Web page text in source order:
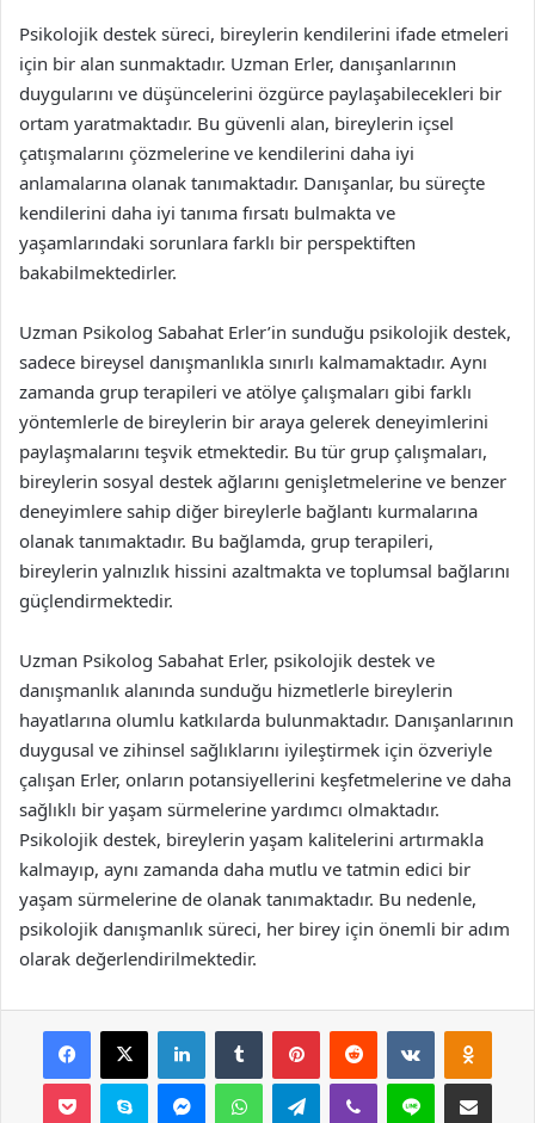
Psikolojik destek süreci, bireylerin kendilerini ifade etmeleri
için bir alan sunmaktadır. Uzman Erler, danışanlarının
duygularını ve düşüncelerini özgürce paylaşabilecekleri bir
ortam yaratmaktadır. Bu güvenli alan, bireylerin içsel
çatışmalarını çözmelerine ve kendilerini daha iyi
anlamalarına olanak tanımaktadır. Danışanlar, bu süreçte
kendilerini daha iyi tanıma fırsatı bulmakta ve
yaşamlarındaki sorunlara farklı bir perspektiften
bakabilmektedirler.
Uzman Psikolog Sabahat Erler’in sunduğu psikolojik destek,
sadece bireysel danışmanlıkla sınırlı kalmamaktadır. Aynı
zamanda grup terapileri ve atölye çalışmaları gibi farklı
yöntemlerle de bireylerin bir araya gelerek deneyimlerini
paylaşmalarını teşvik etmektedir. Bu tür grup çalışmaları,
bireylerin sosyal destek ağlarını genişletmelerine ve benzer
deneyimlere sahip diğer bireylerle bağlantı kurmalarına
olanak tanımaktadır. Bu bağlamda, grup terapileri,
bireylerin yalnızlık hissini azaltmakta ve toplumsal bağlarını
güçlendirmektedir.
Uzman Psikolog Sabahat Erler, psikolojik destek ve
danışmanlık alanında sunduğu hizmetlerle bireylerin
hayatlarına olumlu katkılarda bulunmaktadır. Danışanlarının
duygusal ve zihinsel sağlıklarını iyileştirmek için özveriyle
çalışan Erler, onların potansiyellerini keşfetmelerine ve daha
sağlıklı bir yaşam sürmelerine yardımcı olmaktadır.
Psikolojik destek, bireylerin yaşam kalitelerini artırmakla
kalmayıp, aynı zamanda daha mutlu ve tatmin edici bir
yaşam sürmelerine de olanak tanımaktadır. Bu nedenle,
psikolojik danışmanlık süreci, her birey için önemli bir adım
olarak değerlendirilmektedir.
Facebook
X LinkedInTumblr PinterestReddit VKontakte
Pocket Skype MessengerWhatsAppTelegramViber Line E-Posta ile